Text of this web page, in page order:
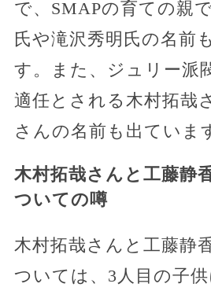
で、SMAPの育ての親
氏や滝沢秀明氏の名前
す。また、ジュリー派
適任とされる木村拓哉
さんの名前も出ていま
木村拓哉さんと工藤静
ついての噂
木村拓哉さんと工藤静
ついては、3人目の子